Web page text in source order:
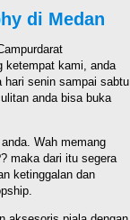
di Medan
ketempat kami, anda
hari senin sampai sabtu
anda bisa buka
Wah memang
maka dari itu segera
ketinggalan dan